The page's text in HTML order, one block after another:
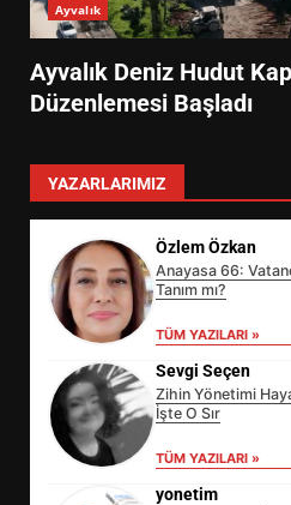
Ayvalık
Ayvalık Deniz Hudut
Düzenlemesi Başladı
YAZARLARIMIZ
Özlem Özkan
Anayasa 66:
Tanım mı?
TÜM YAZILARI »
Sevgi Seçen
Zihin Yönetimi
İşte O Sır
TÜM YAZILARI »
yonetim